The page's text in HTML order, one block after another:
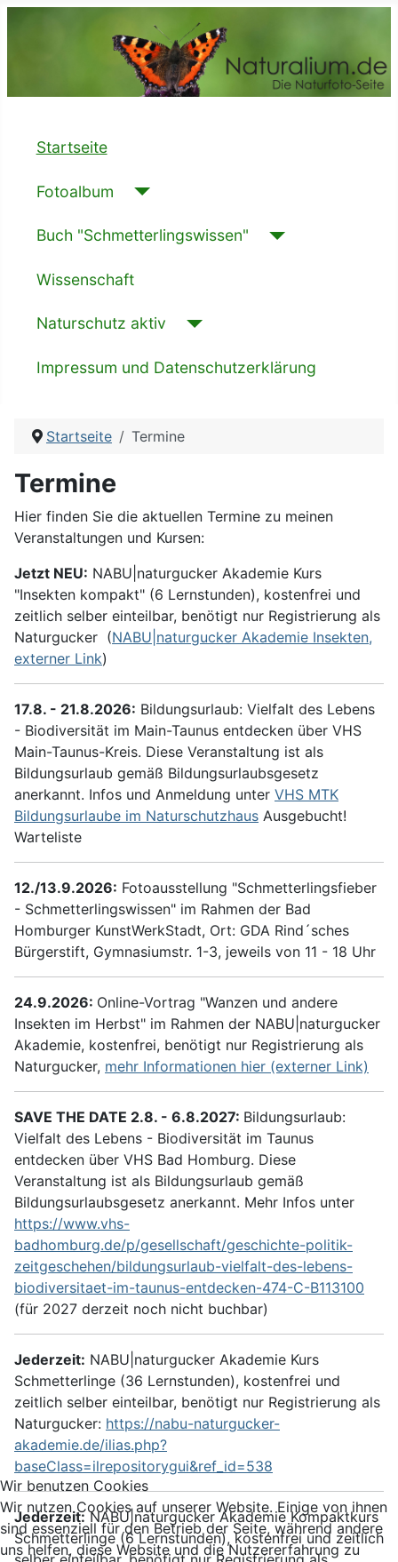
Startseite
Fotoalbum
Buch "Schmetterlingswissen"
Wissenschaft
Naturschutz aktiv
Impressum und Datenschutzerklärung
Startseite Termine
Termine
Hier finden Sie die aktuellen Termine zu meinen
Veranstaltungen und Kursen:
Jetzt NEU: NABU|naturgucker Akademie Kurs
"Insekten kompakt" (6 Lernstunden), kostenfrei und
zeitlich selber einteilbar, benötigt nur Registrierung als
Naturgucker (NABU|naturgucker Akademie Insekten,
externer Link)
17.8. - 21.8.2026: Bildungsurlaub: Vielfalt des Lebens
- Biodiversität im Main-Taunus entdecken über VHS
Main-Taunus-Kreis. Diese Veranstaltung ist als
Bildungsurlaub gemäß Bildungsurlaubsgesetz
anerkannt. Infos und Anmeldung unter VHS MTK
Bildungsurlaube im Naturschutzhaus Ausgebucht!
Warteliste
12./13.9.2026: Fotoausstellung "Schmetterlingsfieber
- Schmetterlingswissen" im Rahmen der Bad
Homburger KunstWerkStadt, Ort: GDA Rind´sches
Bürgerstift, Gymnasiumstr. 1-3, jeweils von 11 - 18 Uhr
24.9.2026: Online-Vortrag "Wanzen und andere
Insekten im Herbst" im Rahmen der NABU|naturgucker
Akademie, kostenfrei, benötigt nur Registrierung als
Naturgucker, mehr Informationen hier (externer Link)
SAVE THE DATE 2.8. - 6.8.2027: Bildungsurlaub:
Vielfalt des Lebens - Biodiversität im Taunus
entdecken über VHS Bad Homburg. Diese
Veranstaltung ist als Bildungsurlaub gemäß
Bildungsurlaubsgesetz anerkannt. Mehr Infos unter
https://www.vhs-
badhomburg.de/p/gesellschaft/geschichte-politik-
zeitgeschehen/bildungsurlaub-vielfalt-des-lebens-
biodiversitaet-im-taunus-entdecken-474-C-B113100
(für 2027 derzeit noch nicht buchbar)
Jederzeit: NABU|naturgucker Akademie Kurs
Schmetterlinge (36 Lernstunden), kostenfrei und
zeitlich selber einteilbar, benötigt nur Registrierung als
Naturgucker: https://nabu-naturgucker-
akademie.de/ilias.php?
baseClass=ilrepositorygui&ref_id=538
Jederzeit:NABU|naturgucker Akademie Kompaktkurs
Schmetterlinge (6 Lernstunden), kostenfrei und zeitlich
Wir benutzen Cookies
Wir nutzen Cookies auf unserer Website. Einige von ihnen
sind essenziell für den Betrieb der Seite, während andere
uns helfen, diese Website und die Nutzererfahrung zu